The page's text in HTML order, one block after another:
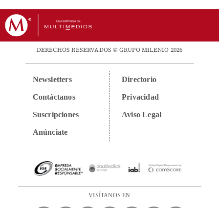
DERECHOS RESERVADOS © GRUPO MILENIO 2026
Newsletters
Contáctanos
Suscripciones
Anúnciate
Directorio
Privacidad
Aviso Legal
VISÍTANOS EN